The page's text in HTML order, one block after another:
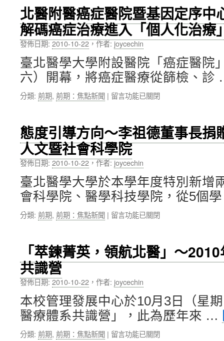
EKG
Monitor
與
電
腦〉
中
希
博
士，
蒞
校
演
講
並
受
譽
博
士
學
位
之
授
中
20
屆
國
家
品
質
獎
之
後，
本
「雙
和
醫
院
BOT
案」，
榮
「第
金
擘
優
獎
項！〉
中
北醫附醫癌症醫院暨基因定序中
解碼癌症治療進入「個人化治療
發佈日期:2010-10-22，作者: joycechin
臺北醫學大學附設醫院「癌症醫院
六）開幕，將癌症醫療從篩檢、
分類: 前期, 前期：焦點新聞 | 在
醫
癌
症
醫
院
暨
基
因
定
心
開
幕，
因
定
序
解
癌
留言功能已關閉
態度引導方向～李祖德董事長捐
人文暨社會科學院
發佈日期:2010-10-22，作者: joycechin
臺北醫學大學於本學年度特別新增
會科學院、醫學科技學院，從5個
分類: 前期, 前期：焦點新聞 | 在
引
導
方
～
李
祖
德
董
事
留言功能已關閉
「萃鍊菁英，領航北醫」～
共識營
發佈日期:2010-10-22 ， 作者: joycechin
本校管理發展中心於10月3日（星
醫療體系共識營」，此為歷年來 …
分類: 前期, 前期：焦點新聞 | 在
留言功能已關閉